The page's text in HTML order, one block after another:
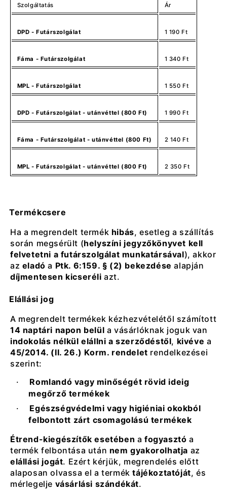
Szolgáltatás Ár
DPD - Futárszolgálat 1 190 Ft
Fáma - Futárszolgálat 1 340 Ft
MPL - Futárszolgálat 1 550 Ft
DPD - Futárszolgálat - utánvéttel (800 Ft) 1 990 Ft
Fáma - Futárszolgálat - utánvéttel (800 Ft) 2 140 Ft
MPL - Futárszolgálat - utánvéttel (800 Ft) 2 350 Ft
Termékcsere
Ha a megrendelt termék hibás, esetleg a szállítás
során megsérült (helyszíni jegyzőkönyvet kell
felvetetni a futárszolgálat munkatársával), akkor
az eladó a Ptk. 6:159. § (2) bekezdése alapján
díjmentesen kicseréli azt.
Elállási jog
A megrendelt termékek kézhezvételétől számított
14 naptári napon belül a vásárlóknak joguk van
indokolás nélkül elállni a szerződéstől, kivéve a
45/2014. (II. 26.) Korm. rendelet rendelkezései
szerint:
·
Romlandó vagy minőségét rövid ideig
megőrző termékek
·
Egészségvédelmi vagy higiéniai okokból
felbontott zárt csomagolású termékek
Étrend-kiegészítők esetében afogyasztó a
termék felbontása után nem gyakorolhatja az
elállási jogát. Ezért kérjük, megrendelés előtt
alaposan olvassa el a terméktájékoztatóját, és
mérlegelje vásárlási szándékát.